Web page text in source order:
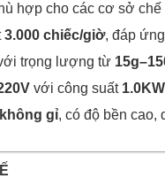
hợp cho các cơ sở
3.000 chiếc/giờ, đáp
trọng lượng từ
với công suất 1.0KW
gỉ, có độ bền cao,